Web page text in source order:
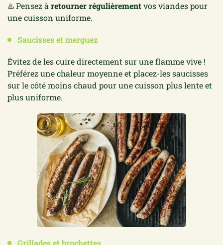
♨️ Pensezà retourner régulièrementvosviandespour
une cuisson uniforme.
Saucisses et merguez
Évitez de les cuire directement sur une flamme vive !
Préférez une chaleur moyenne et placez-les saucisses
sur le côté moins chaud pour une cuisson plus lente et
plus uniforme.
Grillades et brochettes